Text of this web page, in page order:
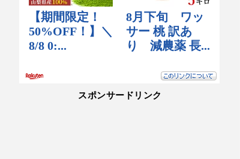
スポンサードリンク